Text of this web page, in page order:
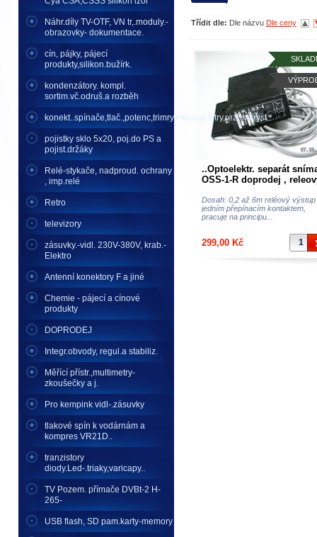
Náhr.díly TV-OTF, VN tr,.moduly.-
obrazovky- dokumentace.
cín, pájky, pájecí
produkty,silikon.bužírk.
kondenzátory. kompl.
sortim.vč.odruš.a rozběh
konekt..spínače,tlač.,potenc,trimry,mikrosp,filtry,rezon.kryst..
pojistky sklo 5x20, poj.do PS a
pojist.držáky
Relé-stykače, nadproud. ochrany
, imp.relé
Retro
televizory
zásuvky.-vidl. 230V-380V, krab.-
Elektro
Antenní konektory F a jiné
Chemie - pájecí a cínové
produkty
DOPRODEJ
Integr.obvody, regul.a stabiliz.
Měřící přístr.,multimetry-
zkoušečky a j.
Pro kempink vidl-.zásuvky
tlakové spín k vodárnám a
kompres VR21D..
tranzistory
diody.Led-.triaky,varicapy..
TV Pozem. přímače DVBt-2 H-
265-
USB flash, SD pam.karty-memory
Třídit dle: Dle názvu Dle ceny
..Optoelektr. separát
OSS-1-R doprodej ,
rozsah 0- 0,6m SEZ
Krompachy
Dosah: 0,2 až 6m reléový výstup
jedním přepínacím kontaktem,
pracuje na principu...
299,00 Kč